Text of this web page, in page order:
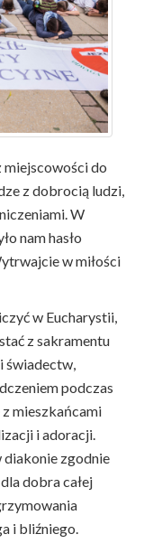
do
z dobrocią ludzi,
W
nam hasło
w miłości
w Eucharystii,
z sakramentu
świadectw,
podczas
mieszkańcami
i adoracji.
diakonie zgodnie
dobra całej
i bliźniego.